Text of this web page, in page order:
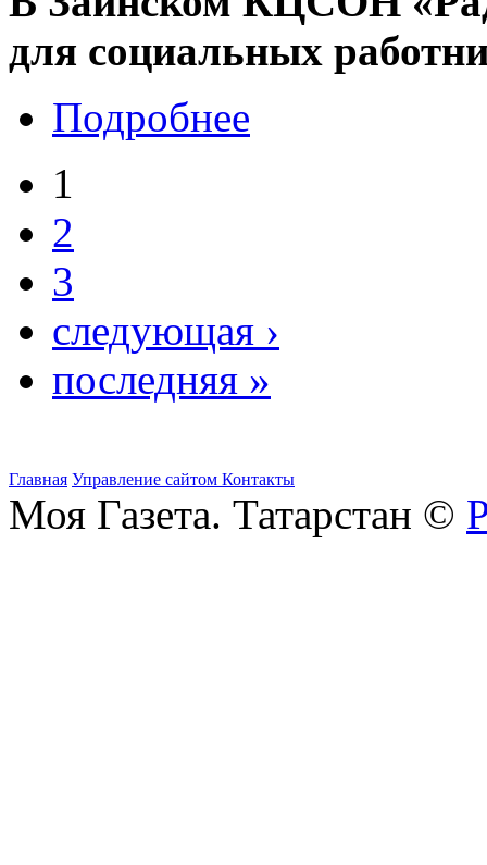
для социальных
Подробнее
1
2
3
следующая ›
последняя »
Главная Управление сайтом Контакты
Моя Газета. Татарстан ©